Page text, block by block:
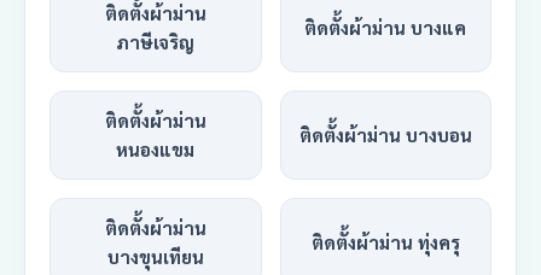
ติดตั้งผ้าม่าน
ภาษีเจริญ
ติดตั้งผ้าม่าน บางแค
ติดตั้งผ้าม่าน
หนองแขม
ติดตั้งผ้าม่าน บางบอน
ติดตั้งผ้าม่าน
บางขุนเทียน
ติดตั้งผ้าม่าน ทุ่งครุ